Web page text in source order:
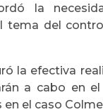
la
tema del
la efectiva
a cabo en
en el caso